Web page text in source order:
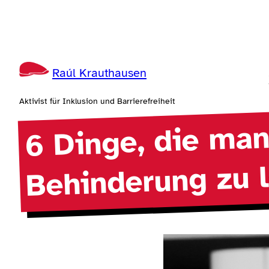
Raúl Krauthausen
Aktivist für Inklusion und Barrierefreiheit
6 Dinge, die
Behinderung zu